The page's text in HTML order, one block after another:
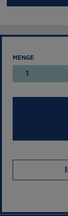
MENGE
1